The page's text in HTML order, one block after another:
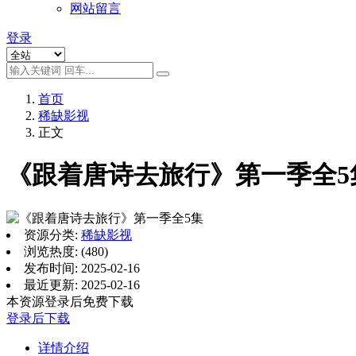
网站留言
登录
首页
稀缺影视
正文
《跟着唐诗去旅行》第一季全
资源分类: 稀缺影视
浏览热度: (480)
发布时间: 2025-02-16
最近更新: 2025-02-16
本资源登录后免费下载
登录后下载
详情介绍